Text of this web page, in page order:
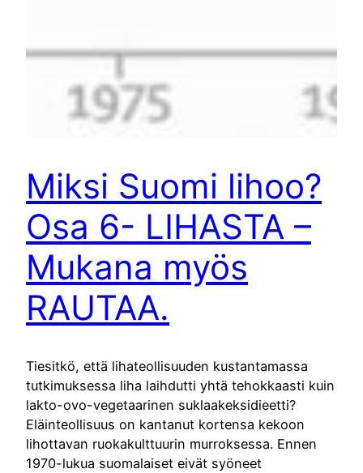
Miksi Suomi lihoo?
Osa 6- LIHASTA –
Mukana myös
RAUTAA.
Tiesitkö, että lihateollisuuden kustantamassa
tutkimuksessa liha laihdutti yhtä tehokkaasti kuin
lakto-ovo-vegetaarinen suklaakeksidieetti?
Eläinteollisuus on kantanut kortensa kekoon
lihottavan ruokakulttuurin murroksessa. Ennen
1970-lukua suomalaiset eivät syöneet